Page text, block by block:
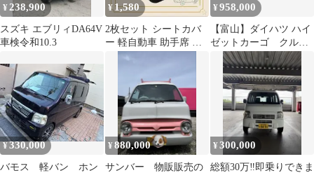
¥ 238,900
スズキ エブリィDA64V
車検令和10.3
¥ 1,580
2枚セット シートカバ
ー 軽自動車 助手席 ブ
ラック 軽バン 運転席
¥958,000
【富山】ダイハツ ハイ
ゼットカーゴ クルー
ズSAⅢ ハイルーフ
4WDの
¥330,000
バモス 軽バン ホン
¥880,000
サンバー 物販販売の
¥300,000
総額30万‼️即乗りできま